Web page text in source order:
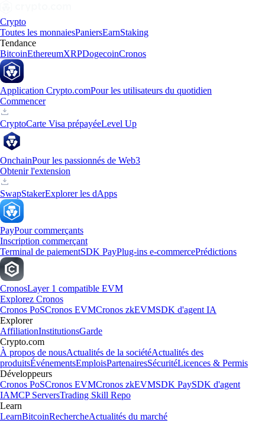
Crypto
Toutes les monnaiesPaniersEarnStaking
Tendance
BitcoinEthereumXRPDogecoinCronos
Application Crypto.comPour les utilisateurs du quotidien
Commencer
CryptoCarte Visa prépayéeLevel Up
OnchainPour les passionnés de Web3
Obtenir l'extension
SwapStakerExplorer les dApps
PayPour commerçants
Inscription commerçant
Terminal de paiementSDK PayPlug-ins e-commercePrédictions
CronosLayer 1 compatible EVM
Explorez Cronos
Cronos PoSCronos EVMCronos zkEVMSDK d'agent IA
Explorer
AffiliationInstitutionsGarde
Crypto.com
À propos de nousActualités de la sociétéActualités des
produitsÉvénementsEmploisPartenairesSécuritéLicences & Permis
Développeurs
Cronos PoSCronos EVMCronos zkEVMSDK PaySDK d'agent
IAMCP ServersTrading Skill Repo
Learn
LearnBitcoinRechercheActualités du marché